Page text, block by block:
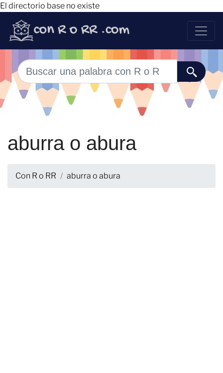
El directorio base no existe
aburra o abura
Con R o RR aburra o abura